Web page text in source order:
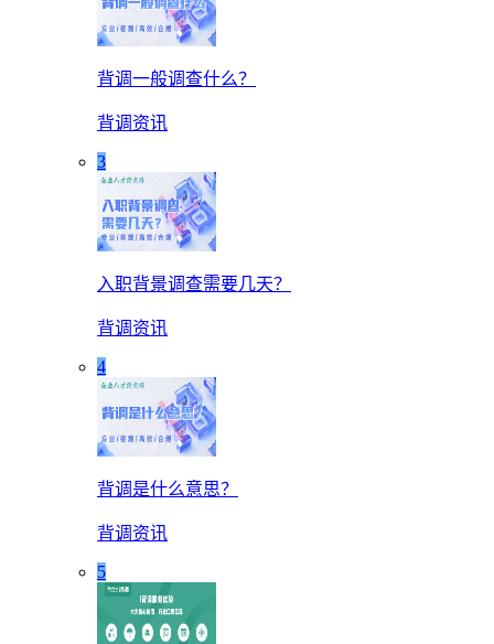
背调一般调查什么？
背调资讯
3
入职背景调查需要几天？
背调资讯
4
背调是什么意思？
背调资讯
5